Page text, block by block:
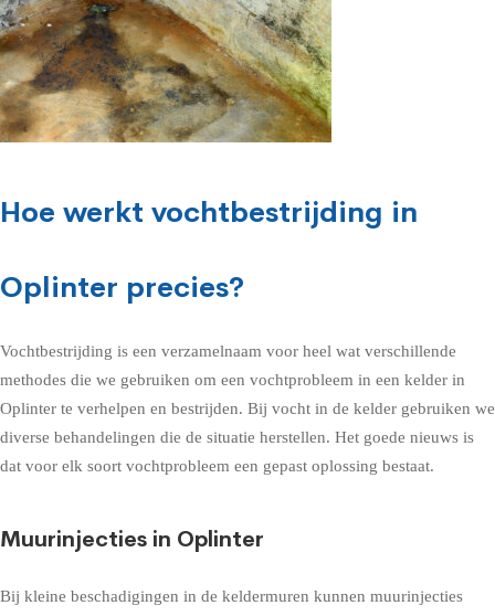
Hoe werkt vochtbestrijding in
Oplinter precies?
Vochtbestrijding is een verzamelnaam voor heel wat verschillende
methodes die we gebruiken om een vochtprobleem in een kelder in
Oplinter te verhelpen en bestrijden. Bij vocht in de kelder gebruiken we
diverse behandelingen die de situatie herstellen. Het goede nieuws is
dat voor elk soort vochtprobleem een gepast oplossing bestaat.
Muurinjecties in Oplinter
Bij kleine beschadigingen in de keldermuren kunnen muurinjecties